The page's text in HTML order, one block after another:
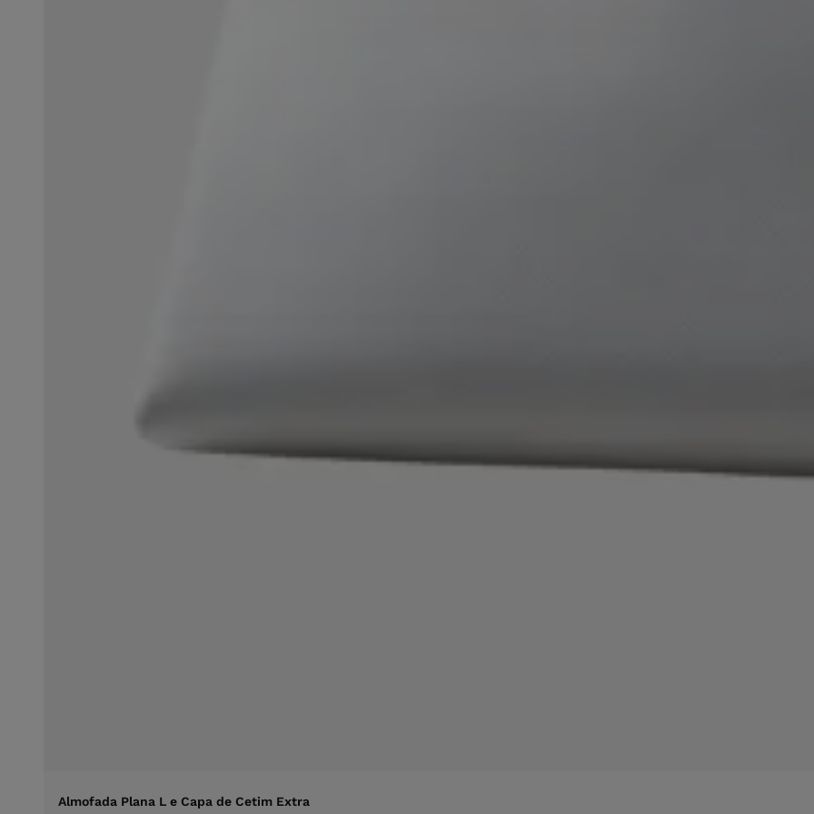
Almofada Plana L e Capa de Cetim Extra